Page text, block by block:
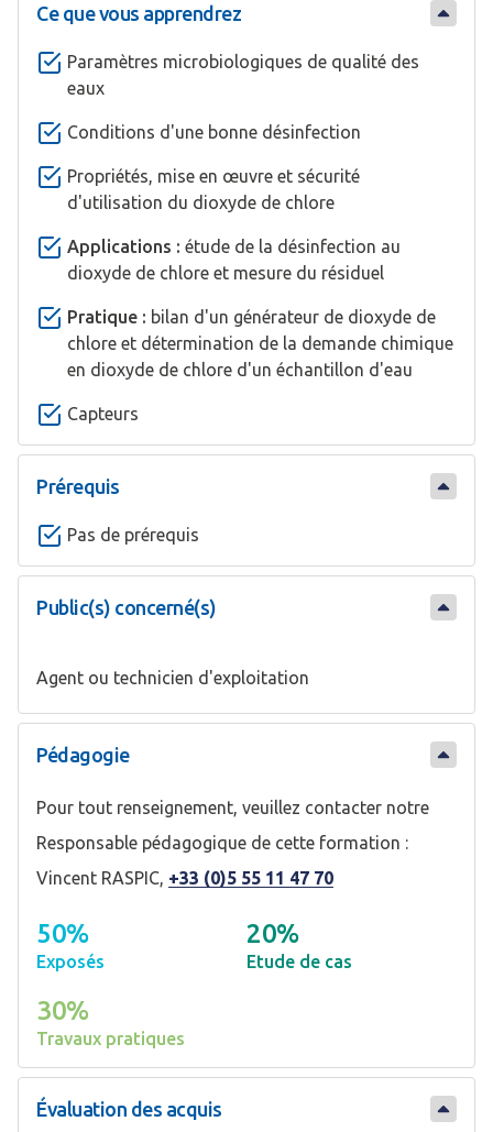
Ce que vous apprendrez
Paramètres microbiologiques de qualité des
eaux
Conditions d'une bonne désinfection
Propriétés, mise en œuvre et sécurité
d'utilisation du dioxyde de chlore
Applications : étude de la désinfection au
dioxyde de chlore et mesure du résiduel
Pratique : bilan d'un générateur de dioxyde de
chlore et détermination de la demande chimique
en dioxyde de chlore d'un échantillon d'eau
Capteurs
Prérequis
Pas de prérequis
Public(s) concerné(s)
Agent ou technicien d'exploitation
Pédagogie
Pour tout renseignement, veuillez contacter notre
Responsable pédagogique de cette formation :
Vincent RASPIC, +33 (0)5 55 11 47 70
50%
Exposés
20%
Etude de cas
30%
Travaux pratiques
Évaluation des acquis